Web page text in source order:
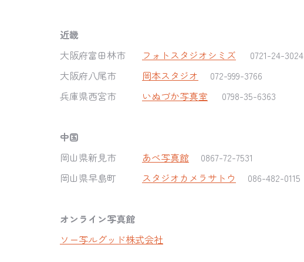
近畿
大阪府富田林市
フォトスタジオシミズ
0721-24-3024
大阪府八尾市 岡本スタジオ
072-999-3766
兵庫県西宮市 いぬづか写真室 0798-35-6363
中国
岡山県新見市 あべ写真館
0867-72-7531
岡山県早島町 スタジオカメラサトウ 086-482-0115
オンライン写真館
ソー写ルグッド株式会社